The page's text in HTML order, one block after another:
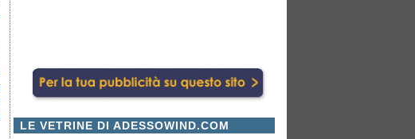
LE VETRINE DI ADESSOWIND.COM